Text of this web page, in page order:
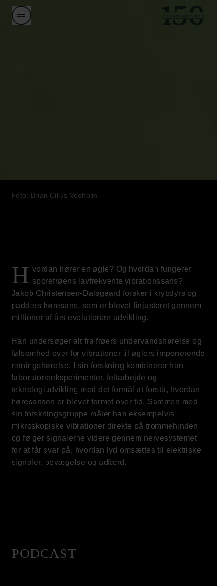
Foto: Brian Cilius Vedholm
H
vordan hører en øgle? Og hvordan fungerer
sporefrøens lavfrekvente vibrationssans?
Jakob Christensen-Dalsgaard forsker i krybdyrs og
padders høresans, som er blevet finjusteret gennem
millioner af års evolutionær udvikling.
Han undersøger alt fra frøers undervandshørelse og
følsomhed over for vibrationer til øglers imponerende
retningshørelse. I sin forskning kombinerer han
laboratorieeksperimenter, feltarbejde og
teknologiudvikling med det formål at forstå, hvordan
høresansen er blevet formet over tid. Sammen med
sin forskningsgruppe måler han eksempelvis
mikroskopiske vibrationer direkte på trommehinden
og følger signalerne videre gennem nervesystemet
for at får svar på, hvordan lyd omsættes til elektriske
signaler, bevægelse og adfærd.
PODCAST